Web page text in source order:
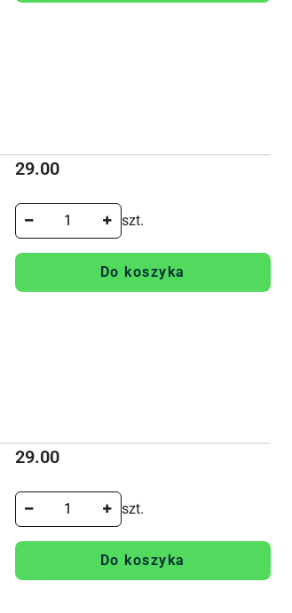
Cena:
29.00
szt.
Do koszyka
Cena:
29.00
szt.
Do koszyka